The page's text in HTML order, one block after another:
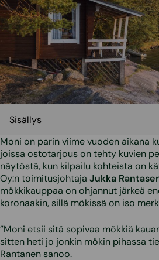
Sisällys
Moni on parin viime vuoden aikana
joissa ostotarjous on tehty kuvien
näytöstä, kun kilpailu kohteista on
Oy:n toimitusjohtaja Jukka
mökkikauppaa on ohjannut järkeä
koronaakin, sillä mökissä on iso
”Moni etsii sitä sopivaa mökkiä
sitten heti jo jonkin mökin pihassa
Rantanen sanoo.